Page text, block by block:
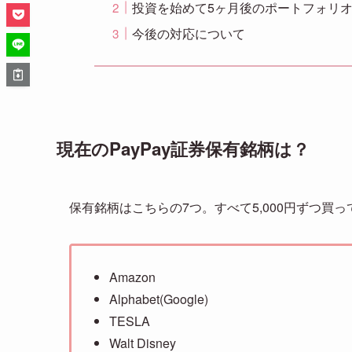
投資を始めて5ヶ月後のポートフォリオ
今後の対応について
現在のPayPay証券保有銘柄は？
保有銘柄はこちらの7つ。すべて5,000円ずつ買っ
Amazon
Alphabet(Google)
TESLA
Walt Disney